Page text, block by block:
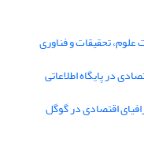
تحقیقات و فناوری
در پایگاه اطلاعاتی
اقتصادی در گوگل